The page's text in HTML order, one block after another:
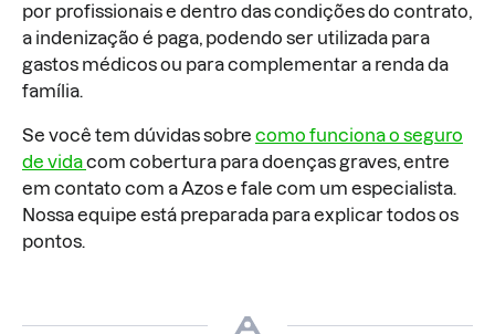
por profissionais e dentro das condições do contrato,
a indenização é paga, podendo ser utilizada para
gastos médicos ou para complementar a renda da
família.
Se você tem dúvidas sobre como funciona o seguro
de vidacom cobertura para doenças graves, entre
em contato com a Azos e fale com um especialista.
Nossa equipe está preparada para explicar todos os
pontos.